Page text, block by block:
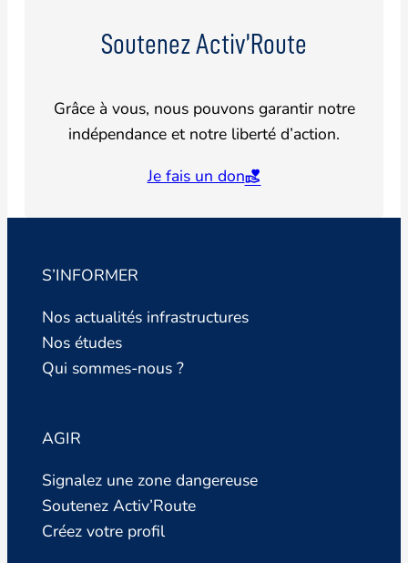
Soutenez Activ’Route
Grâce à vous, nous pouvons garantir notre
indépendance et notre liberté d’action.
Je fais un don
S’INFORMER
Nos actualités infrastructures
Nos études
Qui sommes-nous ?
AGIR
Signalez une zone dangereuse
Soutenez Activ’Route
Créez votre profil